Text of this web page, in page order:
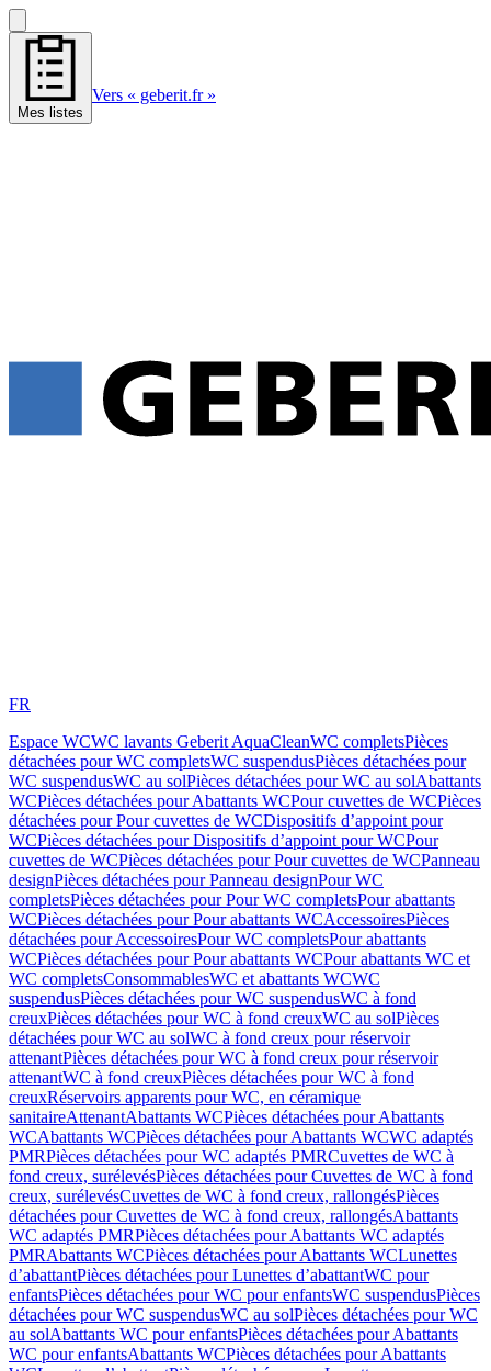
Mes listes
Vers « geberit.fr »
FR
Espace WCWC lavants Geberit AquaCleanWC completsPièces
détachées pour WC completsWC suspendusPièces détachées pour
WC suspendusWC au solPièces détachées pour WC au solAbattants
WCPièces détachées pour Abattants WCPour cuvettes de WCPièces
détachées pour Pour cuvettes de WCDispositifs d’appoint pour
WCPièces détachées pour Dispositifs d’appoint pour WCPour
cuvettes de WCPièces détachées pour Pour cuvettes de WCPanneau
designPièces détachées pour Panneau designPour WC
completsPièces détachées pour Pour WC completsPour abattants
WCPièces détachées pour Pour abattants WCAccessoiresPièces
détachées pour AccessoiresPour WC completsPour abattants
WCPièces détachées pour Pour abattants WCPour abattants WC et
WC completsConsommablesWC et abattants WCWC
suspendusPièces détachées pour WC suspendusWC à fond
creuxPièces détachées pour WC à fond creuxWC au solPièces
détachées pour WC au solWC à fond creux pour réservoir
attenantPièces détachées pour WC à fond creux pour réservoir
attenantWC à fond creuxPièces détachées pour WC à fond
creuxRéservoirs apparents pour WC, en céramique
sanitaireAttenantAbattants WCPièces détachées pour Abattants
WCAbattants WCPièces détachées pour Abattants WCWC adaptés
PMRPièces détachées pour WC adaptés PMRCuvettes de WC à
fond creux, surélevésPièces détachées pour Cuvettes de WC à fond
creux, surélevésCuvettes de WC à fond creux, rallongésPièces
détachées pour Cuvettes de WC à fond creux, rallongésAbattants
WC adaptés PMRPièces détachées pour Abattants WC adaptés
PMRAbattants WCPièces détachées pour Abattants WCLunettes
d’abattantPièces détachées pour Lunettes d’abattantWC pour
enfantsPièces détachées pour WC pour enfantsWC suspendusPièces
détachées pour WC suspendusWC au solPièces détachées pour WC
au solAbattants WC pour enfantsPièces détachées pour Abattants
WC pour enfantsAbattants WCPièces détachées pour Abattants